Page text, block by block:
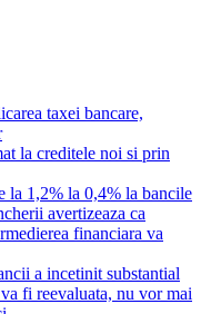
taxei bancare,
la creditele noi si prin
la 1,2% la 0,4% la bancile
avertizeaza ca
financiara va
a incetinit substantial
fi reevaluata, nu vor mai